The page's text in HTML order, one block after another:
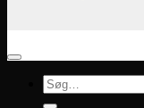
Søg
efter: